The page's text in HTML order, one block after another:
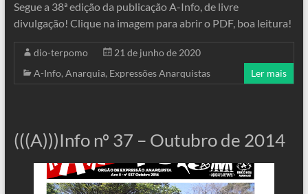
Segue a 38ª edição da publicação A-Info, de livre
divulgação! Clique na imagem para abrir o PDF, boa leitura!
dio-terpomo
21 de junho de 2020
A-Info, Anarquia, Expressões Anarquistas Ler mais
(((A)))Info nº 37 – Outubro de 2014